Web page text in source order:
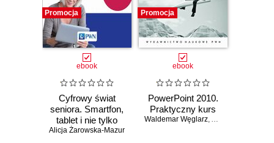
Promocja
ebook
Cyfrowy świat
seniora. Smartfon,
tablet i nie tylko
Alicja Żarowska-Mazur
Promocja
ebook
PowerPoint 2010.
Praktyczny kurs
Waldemar Węglarz, Alicja Żarowska-